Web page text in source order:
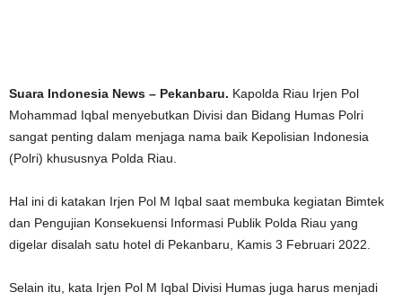
Suara Indonesia News – Pekanbaru. Kapolda Riau Irjen Pol
Mohammad Iqbal menyebutkan Divisi dan Bidang Humas Polri
sangat penting dalam menjaga nama baik Kepolisian Indonesia
(Polri) khususnya Polda Riau.
Hal ini di katakan Irjen Pol M Iqbal saat membuka kegiatan Bimtek
dan Pengujian Konsekuensi Informasi Publik Polda Riau yang
digelar disalah satu hotel di Pekanbaru, Kamis 3 Februari 2022.
Selain itu, kata Irjen Pol M Iqbal Divisi Humas juga harus menjadi